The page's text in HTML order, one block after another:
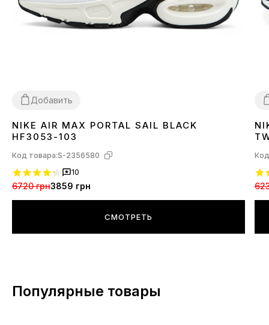
Добавить
3637 38 39 4041
NIKE AIR MAX PORTAL SAIL BLACK
HF3053-103
Код товара:S-2356580
10
6720 грн3859 грн
СМОТРЕТЬ
Популярные товары